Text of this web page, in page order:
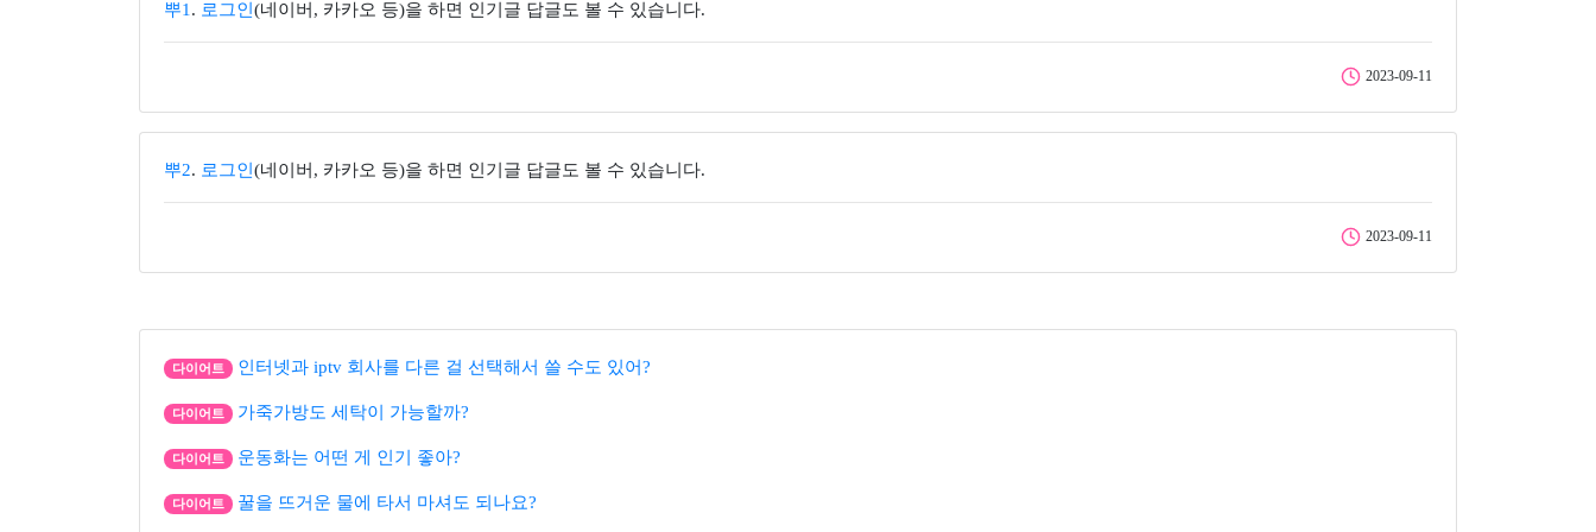
뿌1 . 로그인 (네이버, 카카오 등)을 하면 인기글 답글도 볼 수 있습니다.
2023-09-11
뿌2. 로그인 (네이버, 카카오 등)을 하면 인기글 답글도 볼 수 있습니다.
2023-09-11
다이어트 인터넷과 iptv 회사를 다른 걸 선택해서 쓸 수도 있어?
다이어트 가죽가방도 세탁이 가능할까?
다이어트 운동화는 어떤 게 인기 좋아?
다이어트 꿀을 뜨거운 물에 타서 마셔도 되나요?